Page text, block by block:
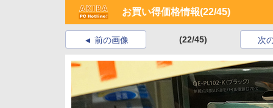
お買い得価格情報(22/45)
前の画像 (22/45) 次